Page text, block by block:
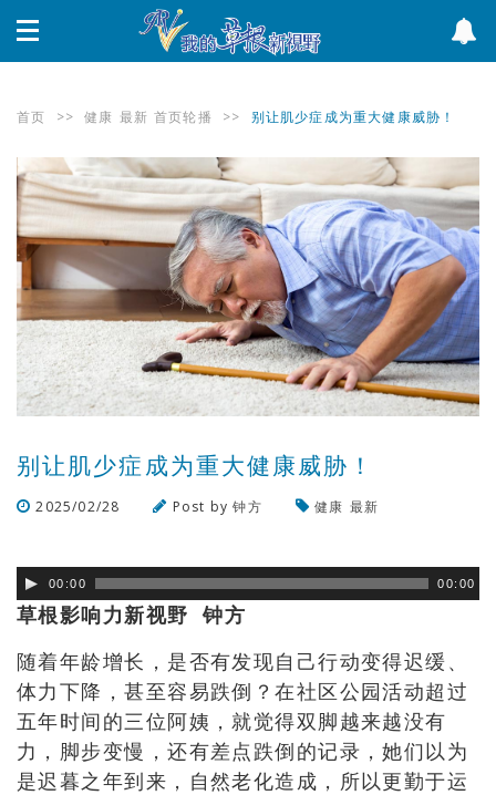
首页 >> 健康 最新 首页轮播 >> 别让肌少症成为重大健康威胁！
别让肌少症成为重大健康威胁！
2025/02/28 Post by钟方 健康 最新
00:00 00:00
草根影响力新视野 钟方
随着年龄增长，是否有发现自己行动变得迟缓、
体力下降，甚至容易跌倒？在社区公园活动超过
五年时间的三位阿姨，就觉得双脚越来越没有
力，脚步变慢，还有差点跌倒的记录，她们以为
是迟暮之年到来，自然老化造成，所以更勤于运